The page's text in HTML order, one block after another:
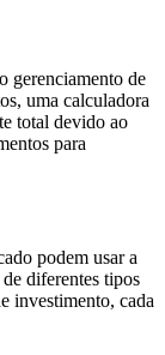
gerenciamento de
uma calculadora
total devido ao
para
podem usar a
diferentes tipos
investimento, cada